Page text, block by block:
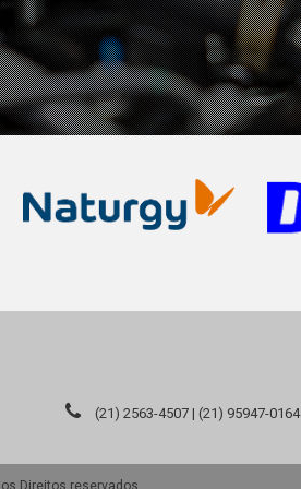
(21) 2563-4507 | (21) 95947-0164